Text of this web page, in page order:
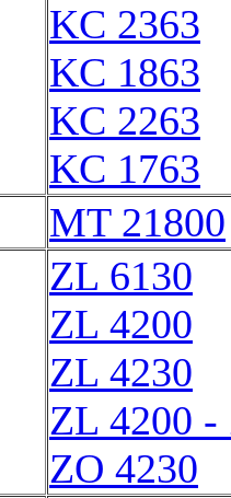
KC 2363
KC 1863
KC 2263
KC 1763
MT 21800
ZL 6130
ZL 4200
ZL 4230
ZL 4200 -
ZO 4230